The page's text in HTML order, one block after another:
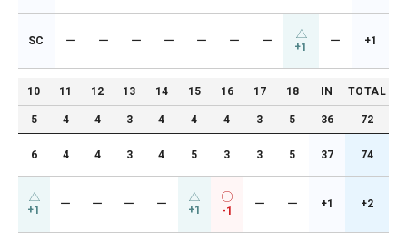
SC ー ー ー ー ー ー ー +1 ー +1
10 11 12 13 14 15 16 17 18 IN TOTAL
5 4 4 3 4 4 4 3 5 36 72
6 4 4 3 4 5 3 3 5 37 74
+1 ー ー ー ー +1 -1
ー ー +1 +2